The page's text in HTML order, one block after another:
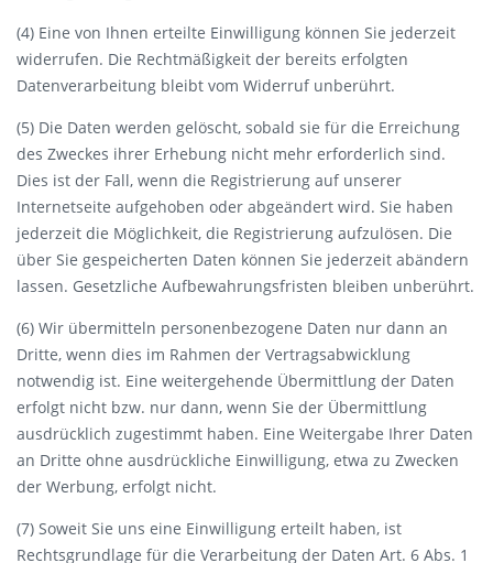
(4) Eine von Ihnen erteilte Einwilligung können Sie jederzeit
widerrufen. Die Rechtmäßigkeit der bereits erfolgten
Datenverarbeitung bleibt vom Widerruf unberührt.
(5) Die Daten werden gelöscht, sobald sie für die Erreichung
des Zweckes ihrer Erhebung nicht mehr erforderlich sind.
Dies ist der Fall, wenn die Registrierung auf unserer
Internetseite aufgehoben oder abgeändert wird. Sie haben
jederzeit die Möglichkeit, die Registrierung aufzulösen. Die
über Sie gespeicherten Daten können Sie jederzeit abändern
lassen. Gesetzliche Aufbewahrungsfristen bleiben unberührt.
(6) Wir übermitteln personenbezogene Daten nur dann an
Dritte, wenn dies im Rahmen der Vertragsabwicklung
notwendig ist. Eine weitergehende Übermittlung der Daten
erfolgt nicht bzw. nur dann, wenn Sie der Übermittlung
ausdrücklich zugestimmt haben. Eine Weitergabe Ihrer Daten
an Dritte ohne ausdrückliche Einwilligung, etwa zu Zwecken
der Werbung, erfolgt nicht.
(7) Soweit Sie uns eine Einwilligung erteilt haben, ist
Rechtsgrundlage für die Verarbeitung der Daten Art. 6 Abs. 1